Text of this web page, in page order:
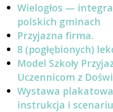
Wielogłos —
polskich gminach
Przyjazna firma.
8 (pogłębionych)
Model Szkoły
Uczennicom z
Wystawa
instrukcja i